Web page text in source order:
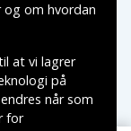
og om hvordan
at vi lagrer
på
når som
for